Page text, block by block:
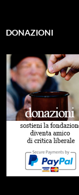
DONAZIONI